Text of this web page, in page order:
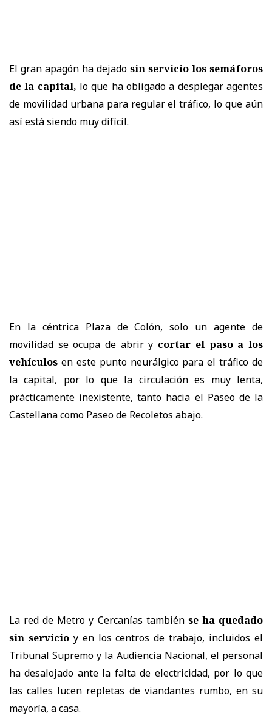
El gran apagón ha dejado sin servicio los semáforos
de la capital, lo que ha obligado a desplegar agentes
de movilidad urbana para regular el tráfico, lo que aún
así está siendo muy difícil.
En la céntrica Plaza de Colón, solo un agente de
movilidad se ocupa de abrir y cortar el paso a los
vehículos en este punto neurálgico para el tráfico de
la capital, por lo que la circulación es muy lenta,
prácticamente inexistente, tanto hacia el Paseo de la
Castellana como Paseo de Recoletos abajo.
La red de Metro y Cercanías también se ha quedado
sin servicioy en los centros de trabajo, incluidos el
Tribunal Supremo y la Audiencia Nacional, el personal
ha desalojado ante la falta de electricidad, por lo que
las calles lucen repletas de viandantes rumbo, en su
mayoría, a casa.